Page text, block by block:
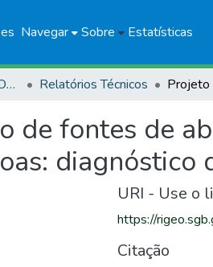
Navegar Sobre Estatísticas
PRODUÇÃO INSTITUCIONAL Relatórios Técnicos
de fontes de
diagnóstico
URI - Use o
https://
Citação